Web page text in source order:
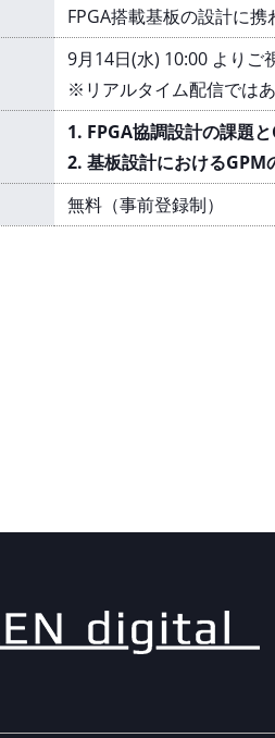
FPGA搭載基板の設計に
9月14日(水) 10:00 よりご
※リアルタイム配信では
1. FPGA協調設計の課題
2. 基板設計におけるGPM
無料（事前登録制）